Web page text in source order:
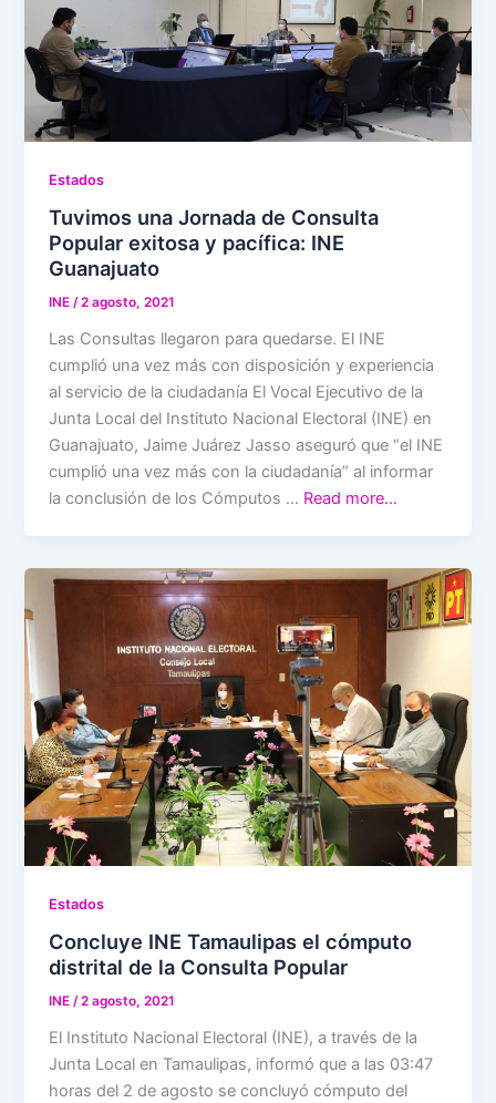
Estados
Tuvimos una Jornada de Consulta
Popular exitosa y pacífica: INE
Guanajuato
INE/2 agosto, 2021
Las Consultas llegaron para quedarse. El INE
cumplió una vez más con disposición y experiencia
al servicio de la ciudadanía El Vocal Ejecutivo de la
Junta Local del Instituto Nacional Electoral (INE) en
Guanajuato, Jaime Juárez Jasso aseguró que “el INE
cumplió una vez más con la ciudadanía” al informar
la conclusión de los Cómputos … Read more…
Estados
Concluye INE Tamaulipas el cómputo
distrital de la Consulta Popular
INE/2 agosto, 2021
El Instituto Nacional Electoral (INE), a través de la
Junta Local en Tamaulipas, informó que a las 03:47
horas del 2 de agosto se concluyó cómputo del